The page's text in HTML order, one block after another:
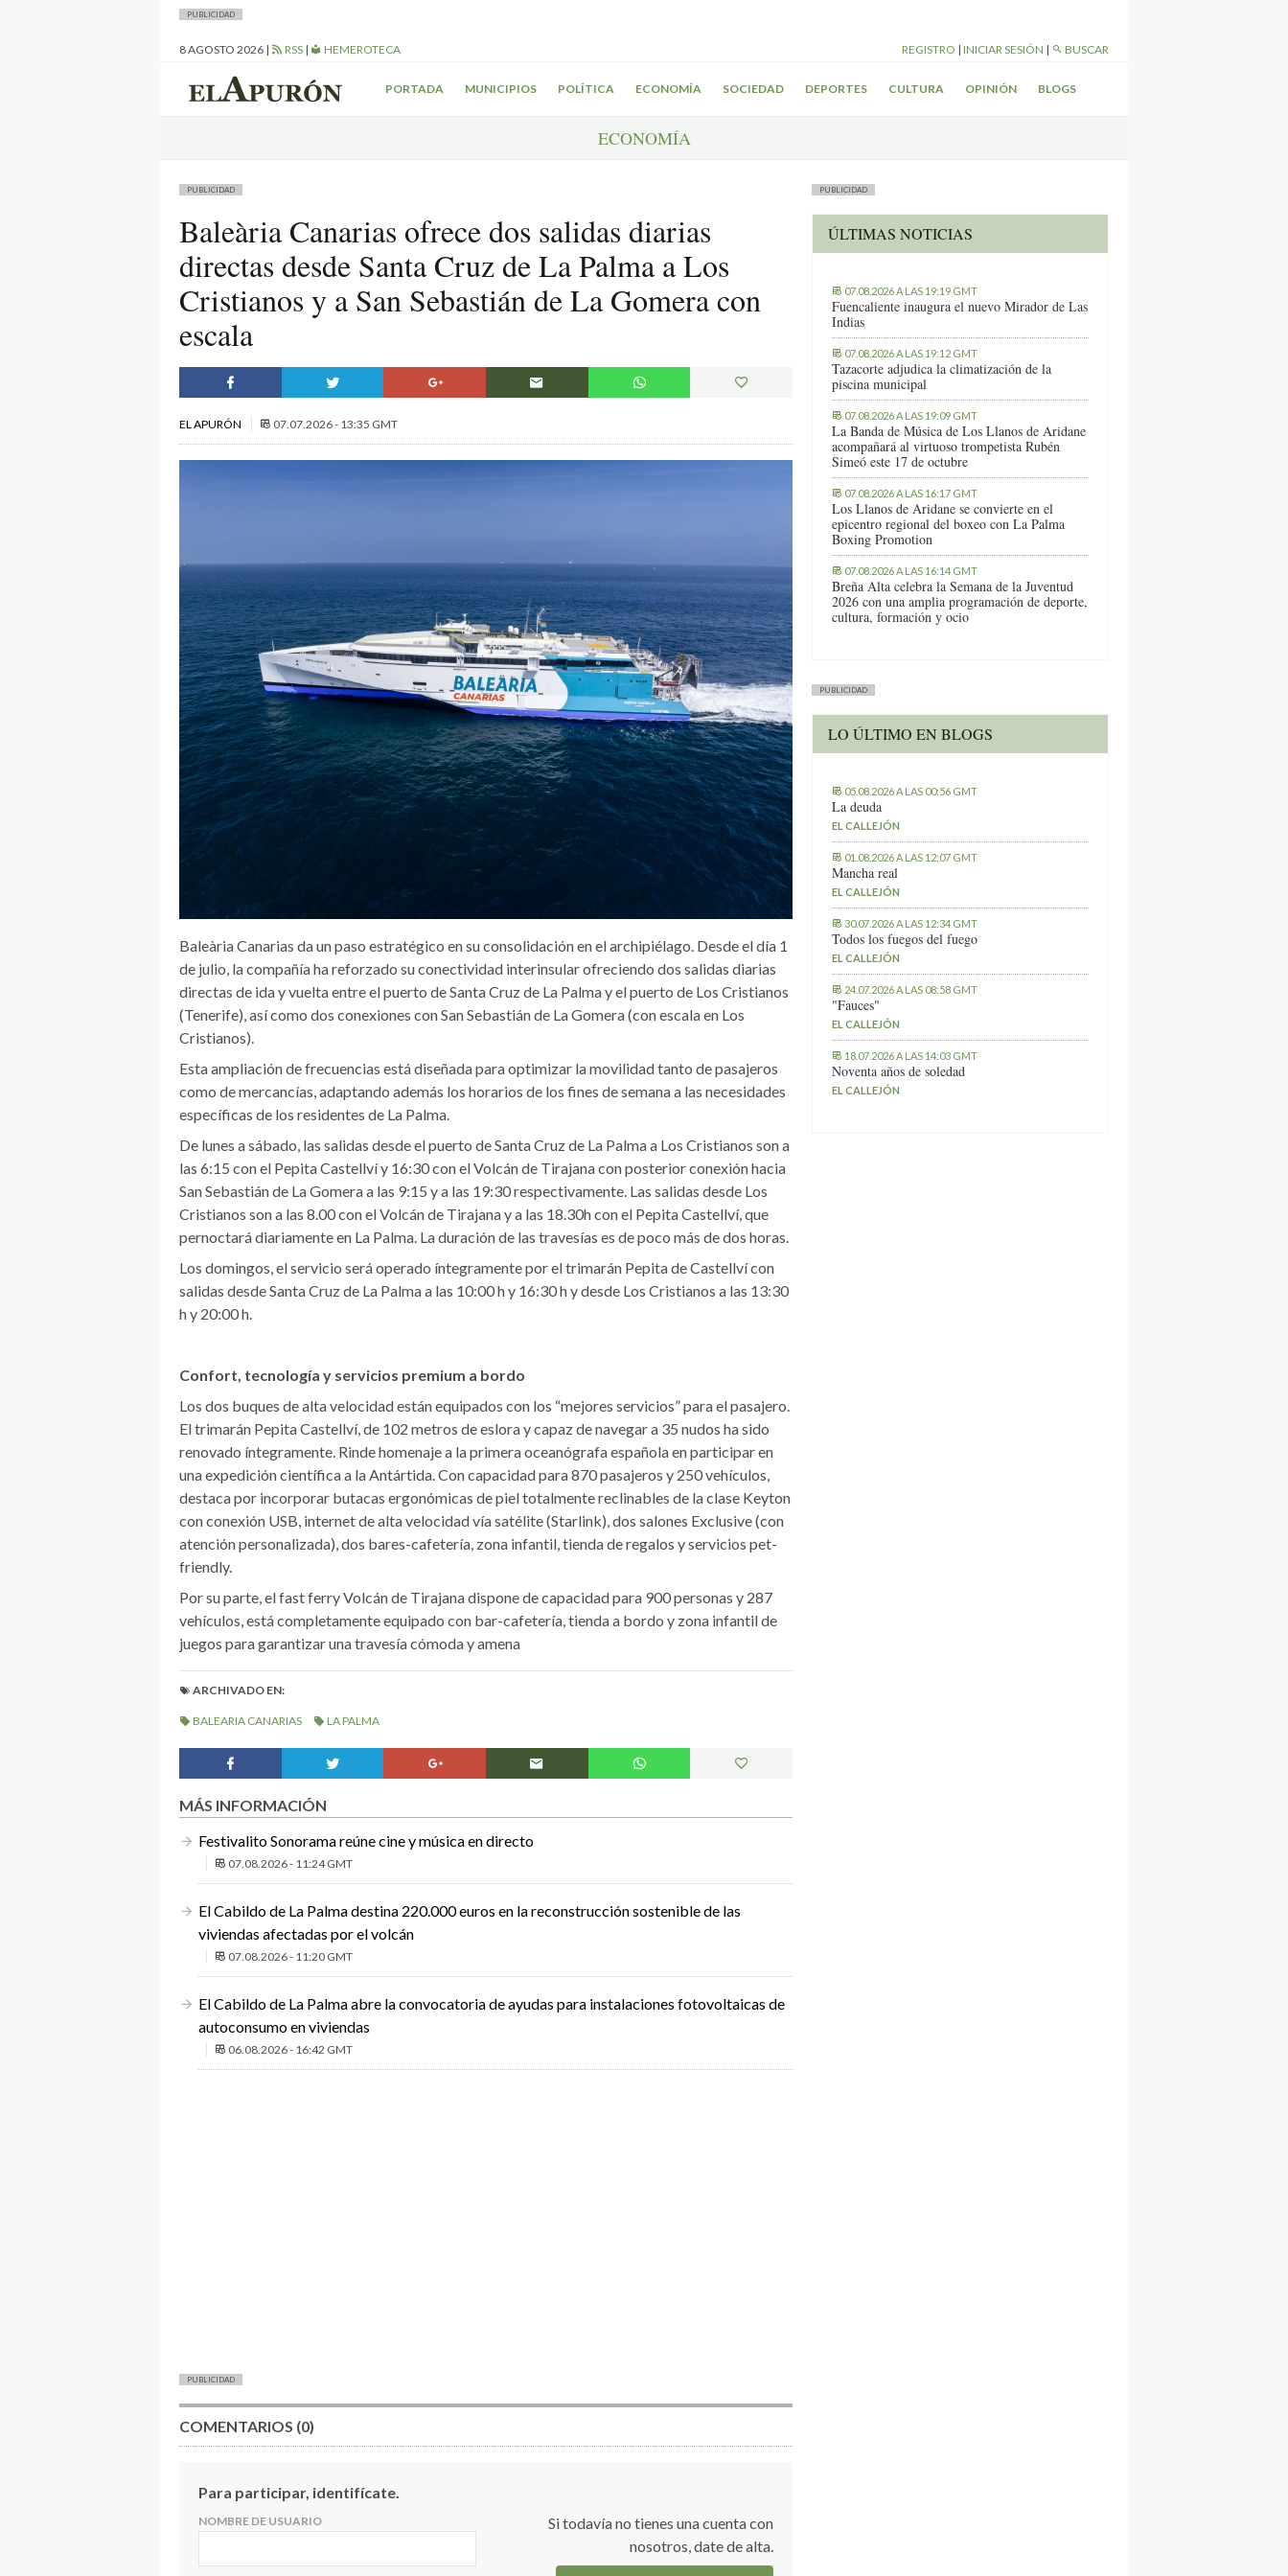
PUBLICIDAD
8 AGOSTO 2026 | RSS | HEMEROTECA REGISTRO | INICIAR SESIÓN | BUSCAR
PORTADA MUNICIPIOS POLÍTICA ECONOMÍA SOCIEDAD DEPORTES CULTURA OPINIÓN BLOGS
ECONOMÍA
PUBLICIDAD
Baleària Canarias ofrece dos salidas diarias
directas desde Santa Cruz de La Palma a Los
Cristianos y a San Sebastián de La Gomera con
escala
EL APURÓN 07.07.2026 - 13:35 GMT
Baleària Canarias da un paso estratégico en su consolidación en el archipiélago. Desde el día 1
de julio, la compañía ha reforzado su conectividad interinsular ofreciendo dos salidas diarias
directas de ida y vuelta entre el puerto de Santa Cruz de La Palma y el puerto de Los Cristianos
(Tenerife), así como dos conexiones con San Sebastián de La Gomera (con escala en Los
Cristianos).
Esta ampliación de frecuencias está diseñada para optimizar la movilidad tanto de pasajeros
como de mercancías, adaptando además los horarios de los fines de semana a las necesidades
específicas de los residentes de La Palma.
De lunes a sábado, las salidas desde el puerto de Santa Cruz de La Palma a Los Cristianos son a
las 6:15 con el Pepita Castellví y 16:30 con el Volcán de Tirajana con posterior conexión hacia
San Sebastián de La Gomera a las 9:15 y a las 19:30 respectivamente. Las salidas desde Los
Cristianos son a las 8.00 con el Volcán de Tirajana y a las 18.30h con el Pepita Castellví, que
pernoctará diariamente en La Palma. La duración de las travesías es de poco más de dos horas.
Los domingos, el servicio será operado íntegramente por el trimarán Pepita de Castellví con
salidas desde Santa Cruz de La Palma a las 10:00 h y 16:30 h y desde Los Cristianos a las 13:30
h y 20:00 h.
Confort, tecnología y servicios premium a bordo
Los dos buques de alta velocidad están equipados con los “mejores servicios” para el pasajero.
El trimarán Pepita Castellví, de 102 metros de eslora y capaz de navegar a 35 nudos ha sido
renovado íntegramente. Rinde homenaje a la primera oceanógrafa española en participar en
una expedición científica a la Antártida. Con capacidad para 870 pasajeros y 250 vehículos,
destaca por incorporar butacas ergonómicas de piel totalmente reclinables de la clase Keyton
con conexión USB, internet de alta velocidad vía satélite (Starlink), dos salones Exclusive (con
atención personalizada), dos bares-cafetería, zona infantil, tienda de regalos y servicios pet-
friendly.
Por su parte, el fast ferry Volcán de Tirajana dispone de capacidad para 900 personas y 287
vehículos, está completamente equipado con bar-cafetería, tienda a bordo y zona infantil de
juegos para garantizar una travesía cómoda y amena
ARCHIVADO EN:
BALEARIA CANARIAS LA PALMA
MÁS INFORMACIÓN
Festivalito Sonorama reúne cine y música en directo
07.08.2026 - 11:24 GMT
El Cabildo de La Palma destina 220.000 euros en la reconstrucción sostenible de las
viviendas afectadas por el volcán
07.08.2026 - 11:20 GMT
El Cabildo de La Palma abre la convocatoria de ayudas para instalaciones fotovoltaicas de
autoconsumo en viviendas
06.08.2026 - 16:42 GMT
PUBLICIDAD
COMENTARIOS (0)
Para participar, identifícate.
NOMBRE DE USUARIO
Si todavía no tienes una cuenta con
nosotros, date de alta.
PUBLICIDAD
ÚLTIMAS NOTICIAS
07.08.2026 A LAS 19:19 GMT
Fuencaliente inaugura el nuevo Mirador de Las
Indias
07.08.2026 A LAS 19:12 GMT
Tazacorte adjudica la climatización de la
piscina municipal
07.08.2026 A LAS 19:09 GMT
La Banda de Música de Los Llanos de Aridane
acompañará al virtuoso trompetista Rubén
Simeó este 17 de octubre
07.08.2026 A LAS 16:17 GMT
Los Llanos de Aridane se convierte en el
epicentro regional del boxeo con La Palma
Boxing Promotion
07.08.2026 A LAS 16:14 GMT
Breña Alta celebra la Semana de la Juventud
2026 con una amplia programación de deporte,
cultura, formación y ocio
PUBLICIDAD
LO ÚLTIMO EN BLOGS
05.08.2026 A LAS 00:56 GMT
La deuda
EL CALLEJÓN
01.08.2026 A LAS 12:07 GMT
Mancha real
EL CALLEJÓN
30.07.2026 A LAS 12:34 GMT
Todos los fuegos del fuego
EL CALLEJÓN
24.07.2026 A LAS 08:58 GMT
"Fauces"
EL CALLEJÓN
18.07.2026 A LAS 14:03 GMT
Noventa años de soledad
EL CALLEJÓN